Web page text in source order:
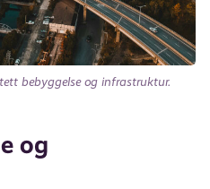
bebyggelse og infrastruktur.
og